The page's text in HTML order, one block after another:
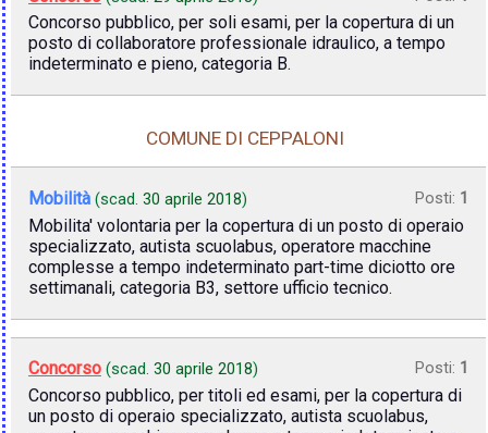
Concorso pubblico, per soli esami, per la copertura di un
posto di collaboratore professionale idraulico, a tempo
indeterminato e pieno, categoria B.
COMUNE DI CEPPALONI
Mobilità (scad. 30 aprile 2018) Posti: 1
Mobilita' volontaria per la copertura di un posto di operaio
specializzato, autista scuolabus, operatore macchine
complesse a tempo indeterminato part-time diciotto ore
settimanali, categoria B3, settore ufficio tecnico.
Concorso (scad. 30 aprile 2018) Posti: 1
Concorso pubblico, per titoli ed esami, per la copertura di
un posto di operaio specializzato, autista scuolabus,